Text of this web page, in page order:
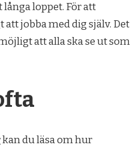
loppet. För att
jobba med dig själv. Det
att alla ska se ut som
kan du läsa om hur